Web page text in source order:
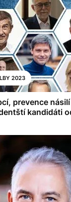
2023
prevence
kandidáti